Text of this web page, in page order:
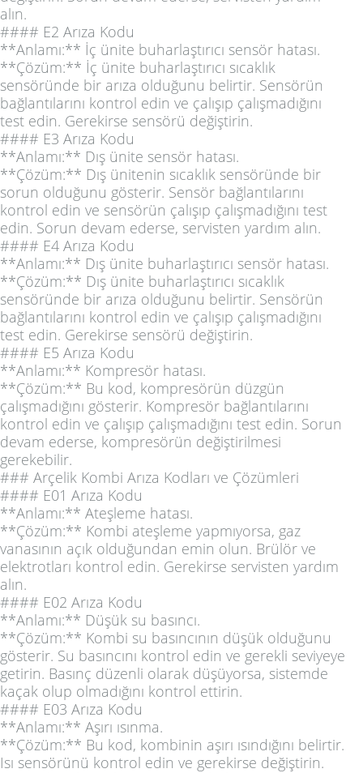
alın.
#### E2 Arıza Kodu
**Anlamı:** İç ünite buharlaştırıcı sensör hatası.
**Çözüm:** İç ünite buharlaştırıcı sıcaklık
sensöründe bir arıza olduğunu belirtir. Sensörün
bağlantılarını kontrol edin ve çalışıp çalışmadığını
test edin. Gerekirse sensörü değiştirin.
#### E3 Arıza Kodu
**Anlamı:** Dış ünite sensör hatası.
**Çözüm:** Dış ünitenin sıcaklık sensöründe bir
sorun olduğunu gösterir. Sensör bağlantılarını
kontrol edin ve sensörün çalışıp çalışmadığını test
edin. Sorun devam ederse, servisten yardım alın.
#### E4 Arıza Kodu
**Anlamı:** Dış ünite buharlaştırıcı sensör hatası.
**Çözüm:** Dış ünite buharlaştırıcı sıcaklık
sensöründe bir arıza olduğunu belirtir. Sensörün
bağlantılarını kontrol edin ve çalışıp çalışmadığını
test edin. Gerekirse sensörü değiştirin.
#### E5 Arıza Kodu
**Anlamı:** Kompresör hatası.
**Çözüm:** Bu kod, kompresörün düzgün
çalışmadığını gösterir. Kompresör bağlantılarını
kontrol edin ve çalışıp çalışmadığını test edin. Sorun
devam ederse, kompresörün değiştirilmesi
gerekebilir.
### Arçelik Kombi Arıza Kodları ve Çözümleri
#### E01 Arıza Kodu
**Anlamı:** Ateşleme hatası.
**Çözüm:** Kombi ateşleme yapmıyorsa, gaz
vanasının açık olduğundan emin olun. Brülör ve
elektrotları kontrol edin. Gerekirse servisten yardım
alın.
#### E02 Arıza Kodu
**Anlamı:** Düşük su basıncı.
**Çözüm:** Kombi su basıncının düşük olduğunu
gösterir. Su basıncını kontrol edin ve gerekli seviyeye
getirin. Basınç düzenli olarak düşüyorsa, sistemde
kaçak olup olmadığını kontrol ettirin.
#### E03 Arıza Kodu
**Anlamı:** Aşırı ısınma.
**Çözüm:** Bu kod, kombinin aşırı ısındığını belirtir.
Isı sensörünü kontrol edin ve gerekirse değiştirin.